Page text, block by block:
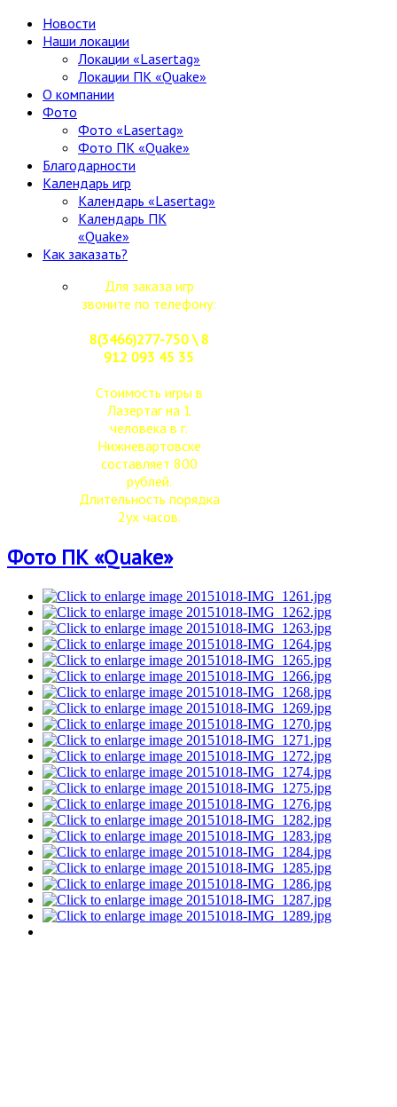
Новости
Наши локации
Локации «Lasertag»
Локации ПК «Quake»
О компании
Фото
Фото «Lasertag»
Фото ПК «Quake»
Благодарности
Календарь игр
Календарь «Lasertag»
Календарь ПК
«Quake»
Как заказать?
Для заказа игр
звоните по телефону:
8(3466)277-750 \ 8
912 093 45 35
Стоимость игры в
Лазертаг на 1
человека в г.
Нижневартовске
составляет 800
рублей.
Длительность порядка
2ух часов.
Фото ПК «Quake»